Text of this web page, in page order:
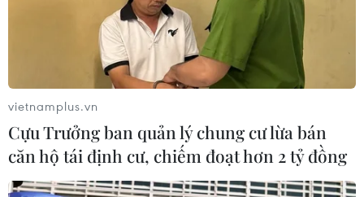
Phó Tổng Biên tập: NGUYỄN THỊ TÁM, KHÚC THANH
Quy định sử dụng
RSS
Ngôn ngữ
TTXVN
Dịch vụ tin
Quảng cáo
vietnamplus.vn
Cựu Trưởng ban quản lý chung cư lừa bán
căn hộ tái định cư, chiếm đoạt hơn 2 tỷ đồng